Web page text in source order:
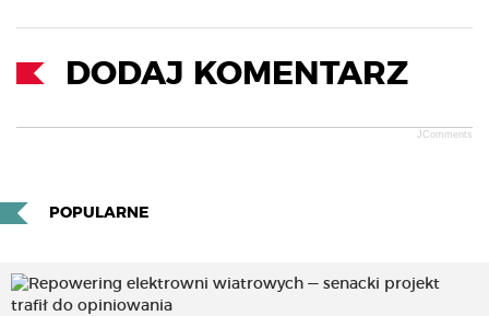
DODAJ KOMENTARZ
JComments
POPULARNE